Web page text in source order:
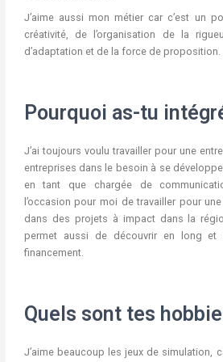
J’aime aussi mon métier car c’est un
créativité, de l’organisation de la
d’adaptation et de la force de proposition.
Pourquoi as-tu
J’ai toujours voulu travailler pour une
entreprises dans le besoin à se
en tant que chargée de
l’occasion pour moi de travailler pour
dans des projets à impact dans la
permet aussi de découvrir en long
financement.
Quels sont tes
J’aime beaucoup les jeux de simulation,